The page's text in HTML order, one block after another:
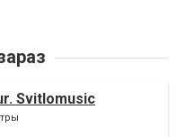
Svitlomusic